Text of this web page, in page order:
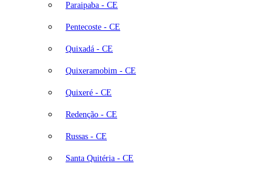
Paraipaba - CE
Pentecoste - CE
Quixadá - CE
Quixeramobim - CE
Quixeré - CE
Redenção - CE
Russas - CE
Santa Quitéria - CE